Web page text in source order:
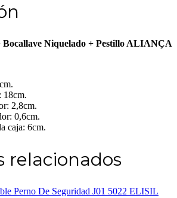
Niquelado + Pestillo ALIANÇA
18cm.
2,8cm.
0,6cm.
caja: 6cm.
relacionados